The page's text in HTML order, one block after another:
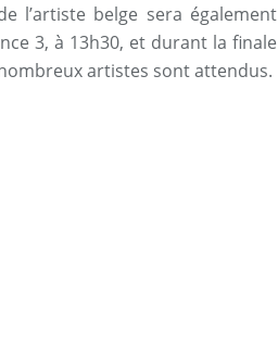
l’artiste belge sera également
3, à 13h30, et durant la finale
artistes sont attendus.